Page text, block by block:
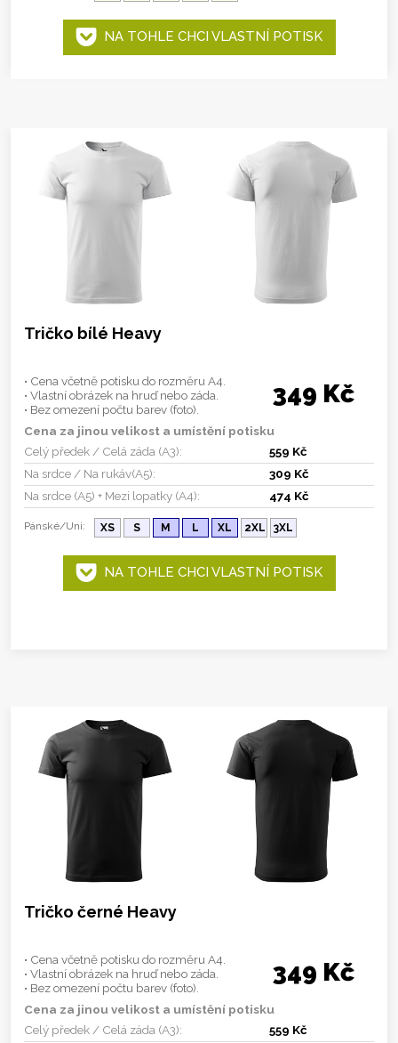
NA TOHLE CHCI VLASTNÍ POTISK
Tričko bílé Heavy
• Cena včetně potisku do rozměru A4.
• Vlastní obrázek na hruď nebo záda.
• Bez omezení počtu barev (foto).
349 Kč
Cena za jinou velikost a umístění potisku
Celý předek / Celá záda (A3):
559 Kč
Na srdce / Na rukáv(A5):
309 Kč
Na srdce (A5) + Mezi lopatky (A4):
474 Kč
Pánské/Uni: XS S M L XL 2XL 3XL
NA TOHLE CHCI VLASTNÍ POTISK
Tričko černé Heavy
• Cena včetně potisku do rozměru A4.
• Vlastní obrázek na hruď nebo záda.
• Bez omezení počtu barev (foto).
349 Kč
Cena za jinou velikost a umístění potisku
Celý předek / Celá záda (A3):
559 Kč